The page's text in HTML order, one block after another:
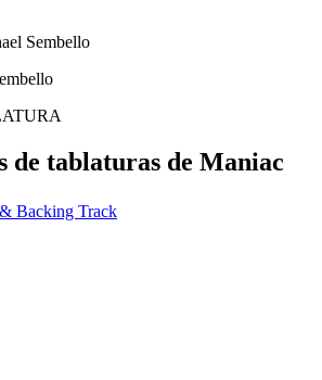
Sembello
de tablaturas de Maniac
Backing Track